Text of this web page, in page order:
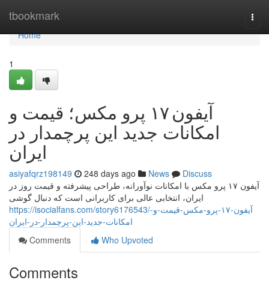
tbookmark
Home
Home
1
آیفون ۱۷ پرو مکس؛ قیمت و
امکانات جدید این پرچمدار در
ایران
asiyafqrz198149 248 days ago News
Discuss
آیفون ۱۷ پرو مکس با امکانات نوآورانه، طراحی پیشرفته و قیمت روز در
ایران، انتخابی عالی برای کاربرانی است که دنبال گوشی
https://isocialfans.com/story6176543/آیفون-۱۷-پرو-مکس-قیمت-و-
امکانات-جدید-این-پرچمدار-در-ایران
Comments
Who Upvoted
Comments